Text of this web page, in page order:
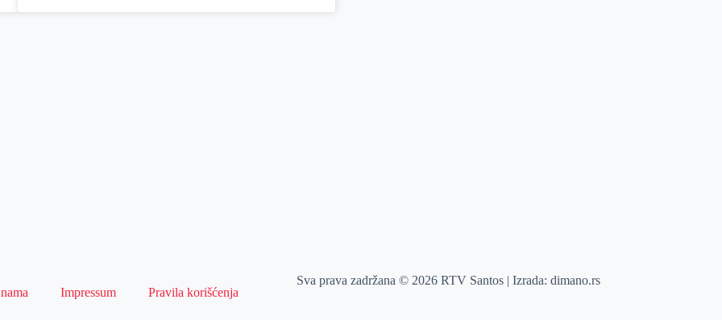
Impressum Pravila korišćenja
Sva prava zadržana © 2026 RTV Santos | Izrada:dimano.rs